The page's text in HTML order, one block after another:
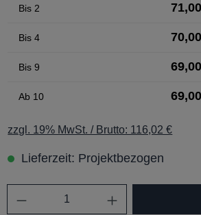
Bis2
Bis4
Bis9
Ab 10
zzgl. 19% MwSt. / Brutto: 116,02 €
Lieferzeit: Projektbezogen